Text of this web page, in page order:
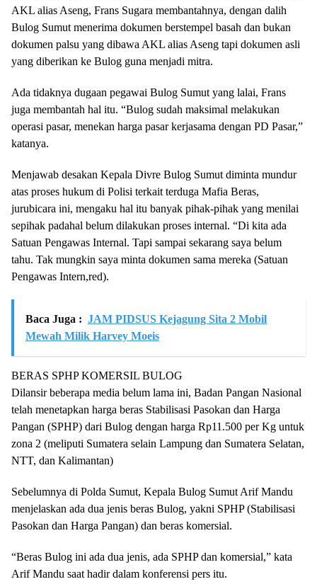
AKL alias Aseng, Frans Sugara membantahnya, dengan dalih
Bulog Sumut menerima dokumen berstempel basah dan bukan
dokumen palsu yang dibawa AKL alias Aseng tapi dokumen asli
yang diberikan ke Bulog guna menjadi mitra.
Ada tidaknya dugaan pegawai Bulog Sumut yang lalai, Frans
juga membantah hal itu. “Bulog sudah maksimal melakukan
operasi pasar, menekan harga pasar kerjasama dengan PD Pasar,”
katanya.
Menjawab desakan Kepala Divre Bulog Sumut diminta mundur
atas proses hukum di Polisi terkait terduga Mafia Beras,
jurubicara ini, mengaku hal itu banyak pihak-pihak yang menilai
sepihak padahal belum dilakukan proses internal. “Di kita ada
Satuan Pengawas Internal. Tapi sampai sekarang saya belum
tahu. Tak mungkin saya minta dokumen sama mereka (Satuan
Pengawas Intern,red).
Baca Juga : JAM PIDSUS Kejagung Sita 2 Mobil
Mewah Milik Harvey Moeis
BERAS SPHP KOMERSIL BULOG
Dilansir beberapa media belum lama ini, Badan Pangan Nasional
telah menetapkan harga beras Stabilisasi Pasokan dan Harga
Pangan (SPHP) dari Bulog dengan harga Rp11.500 per Kg untuk
zona 2 (meliputi Sumatera selain Lampung dan Sumatera Selatan,
NTT, dan Kalimantan)
Sebelumnya di Polda Sumut, Kepala Bulog Sumut Arif Mandu
menjelaskan ada dua jenis beras Bulog, yakni SPHP (Stabilisasi
Pasokan dan Harga Pangan) dan beras komersial.
“Beras Bulog ini ada dua jenis, ada SPHP dan komersial,” kata
Arif Mandu saat hadir dalam konferensi pers itu.